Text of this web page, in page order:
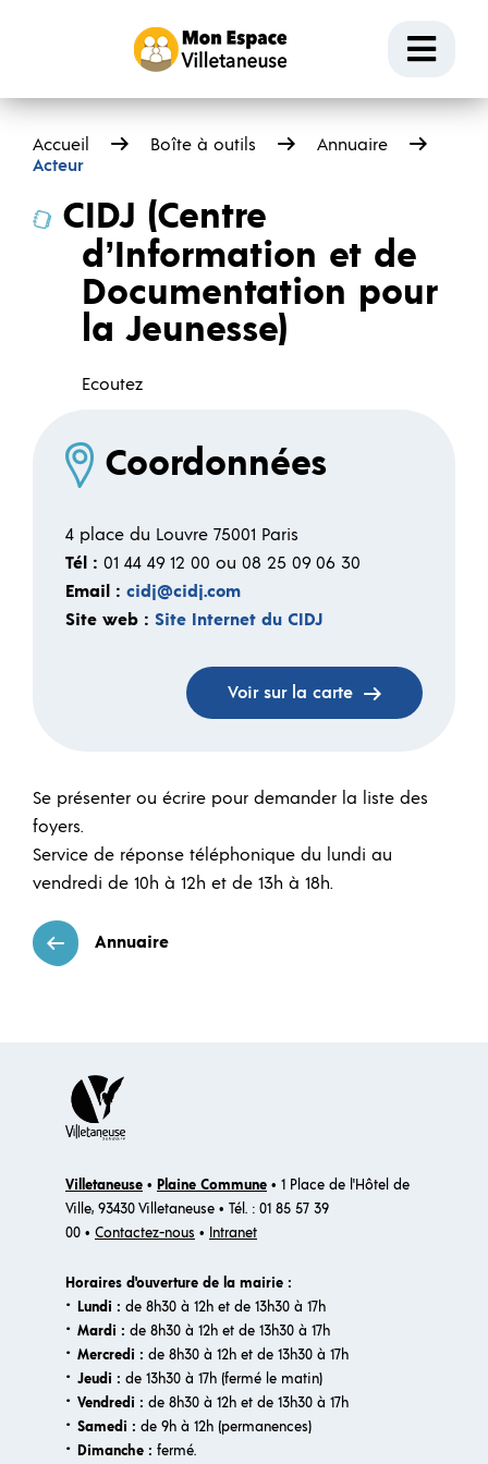
Accueil Boîte à outils
Annuaire
Acteur
CIDJ (Centre
d’Information et de
Documentation pour
la Jeunesse)
Ecoutez
Coordonnées
4 place du Louvre 75001 Paris
Tél : 01 44 49 12 00 ou 08 25 09 06 30
Email : cidj@cidj.com
Site web : Site Internet du CIDJ
Voir sur la carte
Se présenter ou écrire pour demander la liste des
foyers.
Service de réponse téléphonique du lundi au
vendredi de 10h à 12h et de 13h à 18h.
Annuaire
Villetaneuse • Plaine Commune • 1 Place de l'Hôtel de
Ville, 93430 Villetaneuse • Tél. : 01 85 57 39
00 • Contactez-nous • Intranet
Horaires d'ouverture de la mairie :
· Lundi : de 8h30 à 12h et de 13h30 à 17h
· Mardi : de 8h30 à 12h et de 13h30 à 17h
· Mercredi : de 8h30 à 12h et de 13h30 à 17h
· Jeudi : de 13h30 à 17h (fermé le matin)
· Vendredi : de 8h30 à 12h et de 13h30 à 17h
· Samedi : de 9h à 12h (permanences)
·​ Dimanche : fermé.